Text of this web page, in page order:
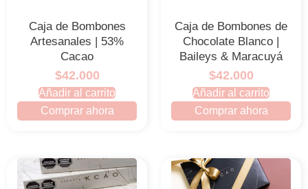
Caja de Bombones
Artesanales | 53%
Cacao
$42.000
Añadir al carrito
Comprar ahora
Caja de Bombones de
Chocolate Blanco |
Baileys & Maracuyá
$42.000
Añadir al carrito
Comprar ahora